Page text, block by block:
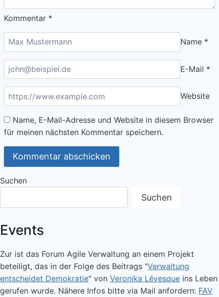
Kommentar *
Name *
E-Mail *
Website
Name, E-Mail-Adresse und Website in diesem Browser
für meinen nächsten Kommentar speichern.
Suchen
Suchen
Events
Zur ist das Forum Agile Verwaltung an einem Projekt
beteiligt, das in der Folge des Beitrags "Verwaltung
entscheidet Demokratie" von Veronika Lévesque ins Leben
gerufen wurde. Nähere Infos bitte via Mail anfordern: FAV